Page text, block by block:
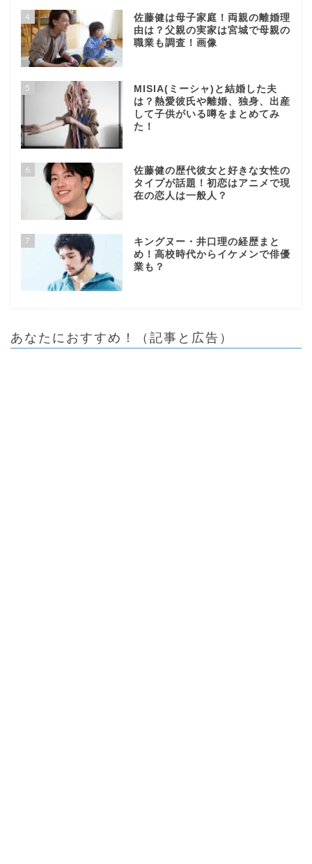
4
佐藤健は母子家庭！両親の離婚理
由は？父親の実家は宮城で母親の
職業も調査！画像
5
MISIA(ミーシャ)と結婚した夫
は？熱愛彼氏や離婚、独身、出産
して子供がいる噂をまとめてみ
た！
6
佐藤健の歴代彼女と好きな女性の
タイプが話題！初恋はアニメで現
在の恋人は一般人？
7
キングヌー・井口理の経歴まと
め！高校時代からイケメンで俳優
業も？
あなたにおすすめ！（記事と広告）